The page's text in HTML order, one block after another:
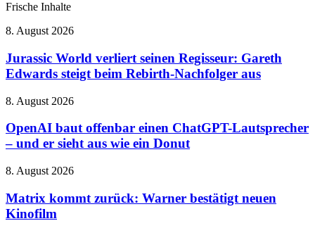
Frische Inhalte
Jurassic
verliert
seinen
Regisseur:
Edwards
beim
Rebirth-
aus
8. August 2026
Jurassic World verliert seinen Regisseur: Gareth
Edwards steigt beim Rebirth-Nachfolger aus
OpenAI
offenbar
einen
ChatGPT-
–
er
sieht
8. August 2026
OpenAI baut offenbar einen ChatGPT-Lautsprecher
– und er sieht aus wie ein Donut
Matrix
zurück:
Warner
bestätigt
8. August 2026
Matrix kommt zurück: Warner bestätigt neuen
Kinofilm